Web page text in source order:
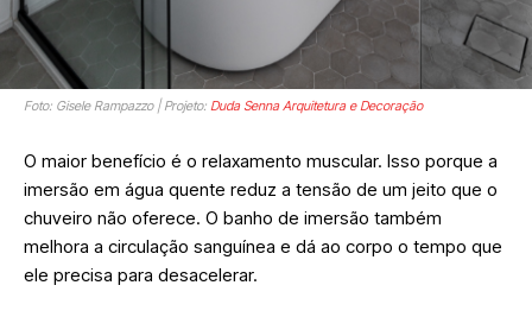
Foto: Gisele Rampazzo | Projeto: Duda Senna Arquitetura e Decoração
O maior benefício é o relaxamento muscular. Isso porque a
imersão em água quente reduz a tensão de um jeito que o
chuveiro não oferece. O banho de imersão também
melhora a circulação sanguínea e dá ao corpo o tempo que
ele precisa para desacelerar.